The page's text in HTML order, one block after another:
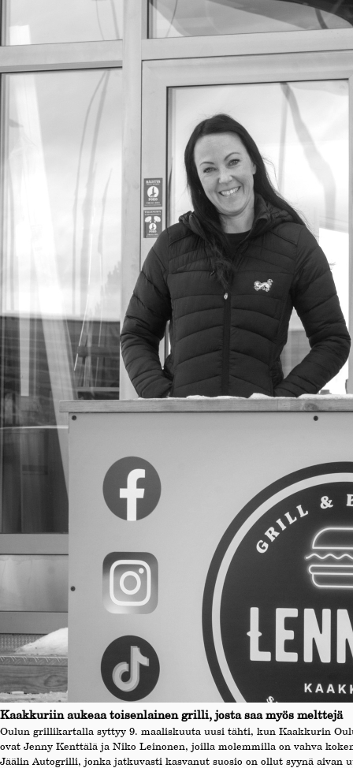
Kaakkuriin aukeaa toisenlainen grilli, josta saa myös melttejä
Oulun grillikartalla syttyy 9. maaliskuuta uusi tähti, kun Kaakkurin
ovat Jenny Kenttälä ja Niko Leinonen, joilla molemmilla on vahva
Jäälin Autogrilli, jonka jatkuvasti kasvanut suosio on ollut syynä aivan